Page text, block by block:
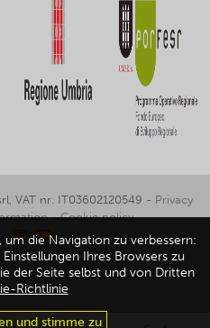
VAT nr. IT03602120549 - Privacy
-Cookie policy
die Navigation zu verbessern:
Ihres Browsers zu
der Seite selbst und von Dritten
Richtlinie
und stimme zu